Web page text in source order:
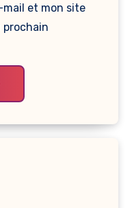
mail et mon site
prochain